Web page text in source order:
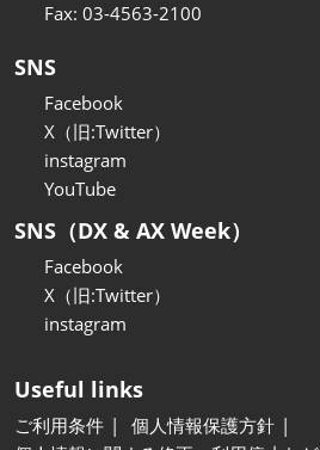
Fax: 03-4563-2100
SNS
Facebook
X（旧:Twitter）
instagram
YouTube
SNS（DX & AX Week）
Facebook
X（旧:Twitter）
instagram
Useful links
ご利用条件
個人情報保護方針